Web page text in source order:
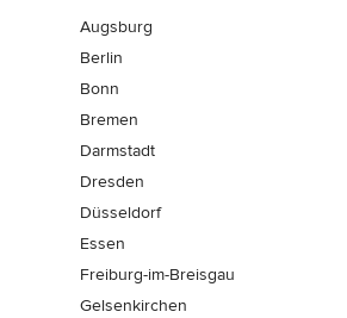
Augsburg
Berlin
Bonn
Bremen
Darmstadt
Dresden
Düsseldorf
Essen
Freiburg-im-Breisgau
Gelsenkirchen